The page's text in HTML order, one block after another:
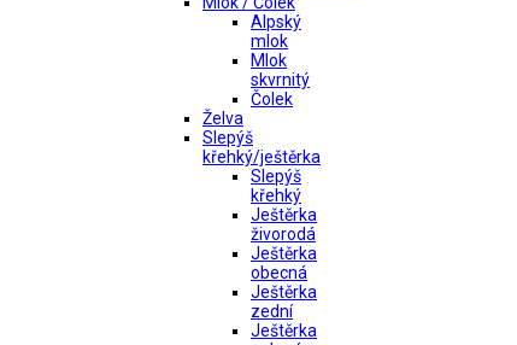
Alpský
mlok
Mlok
skvrnitý
Čolek
Želva
Slepýš
křehký/ještěrka
Slepýš
křehký
Ještěrka
živorodá
Ještěrka
obecná
Ještěrka
zední
Ještěrka